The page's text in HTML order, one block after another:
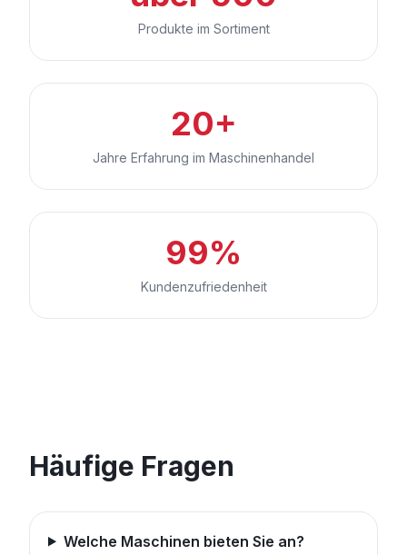
Produkte im Sortiment
20+
Jahre Erfahrung im Maschinenhandel
99%
Kundenzufriedenheit
Häufige Fragen
Welche Maschinen bieten Sie an?